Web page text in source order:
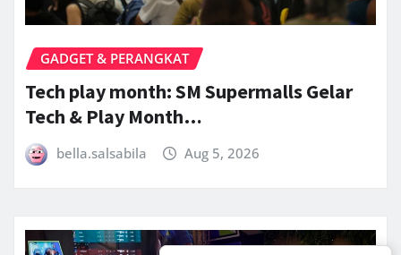
GADGET & PERANGKAT
Tech play month: SM Supermalls Gelar
Tech & Play Month…
bella.salsabila Aug 5, 2026